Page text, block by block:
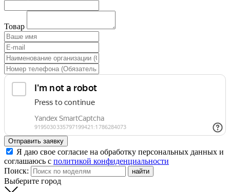
Товар
Отправить заявку
Я даю свое согласие на обработку персональных данных и
соглашаюсь с политикой конфиденциальности
Поиск:
Выберите город